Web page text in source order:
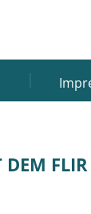
DEM FLIR